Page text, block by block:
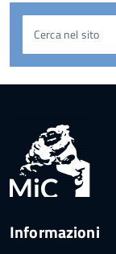
Cerca nel sito
all'inizio
Informazioni